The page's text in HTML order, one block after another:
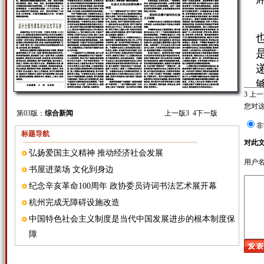
第03版： 综合新闻 上一版3 4下一版
标题导航
弘扬爱国主义精神 推动经济社会发展
书屋进菜场 文化到身边
纪念辛亥革命100周年 政协委员诗词书法艺术展开幕
杭州完成无障碍设施改造
中国特色社会主义制度是当代中国发展进步的根本制度保
障
3 上
您对
对此
用户